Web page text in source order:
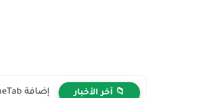
📁 آخر الأخبار إضافة OneTab: أفضل طريقة لتنظيم التبويبات المفتوحة وتوفير الرام في...